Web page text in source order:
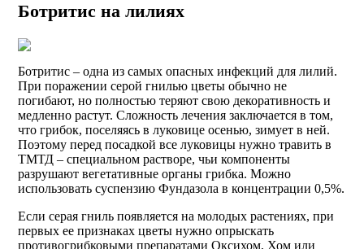
Ботритис на лилиях
Ботритис – одна из самых опасных инфекций для лилий.
При поражении серой гнилью цветы обычно не
погибают, но полностью теряют свою декоративность и
медленно растут. Сложность лечения заключается в том,
что грибок, поселяясь в луковице осенью, зимует в ней.
Поэтому перед посадкой все луковицы нужно травить в
ТМТД – специальном растворе, чьи компоненты
разрушают вегетативные органы грибка. Можно
использовать суспензию Фундазола в концентрации 0,5%.
Если серая гниль появляется на молодых растениях, при
первых ее признаках цветы нужно опрыскать
противогрибковыми препаратами Оксихом, Хом или